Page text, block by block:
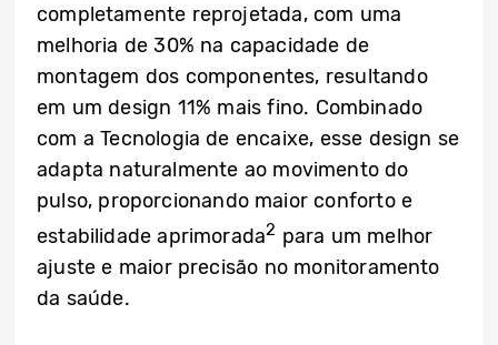
completamente reprojetada, com uma
melhoria de 30% na capacidade de
montagem dos componentes, resultando
em um design 11% mais fino. Combinado
com a Tecnologia de encaixe, esse design se
adapta naturalmente ao movimento do
pulso, proporcionando maior conforto e
estabilidade aprimorada2 para um melhor
ajuste e maior precisão no monitoramento
da saúde.